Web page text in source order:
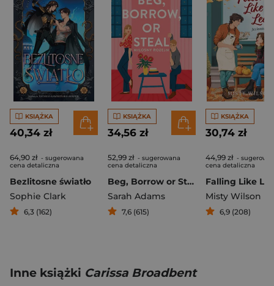
KSIĄŻKA
40,34 zł
64,90 zł - sugerowana
cena detaliczna
Bezlitosne światło
Sophie Clark
6,3 (162)
KSIĄŻKA
34,56 zł
52,99 zł - sugerowana
cena detaliczna
Beg, Borrow or Steal. Miłosny rozejm
Sarah Adams
7,6 (615)
KSIĄŻKA
30,74 zł
44,99 zł -
cena detaliczna
Misty Wilson
6,9 (208)
Inne książki Carissa Broadbent